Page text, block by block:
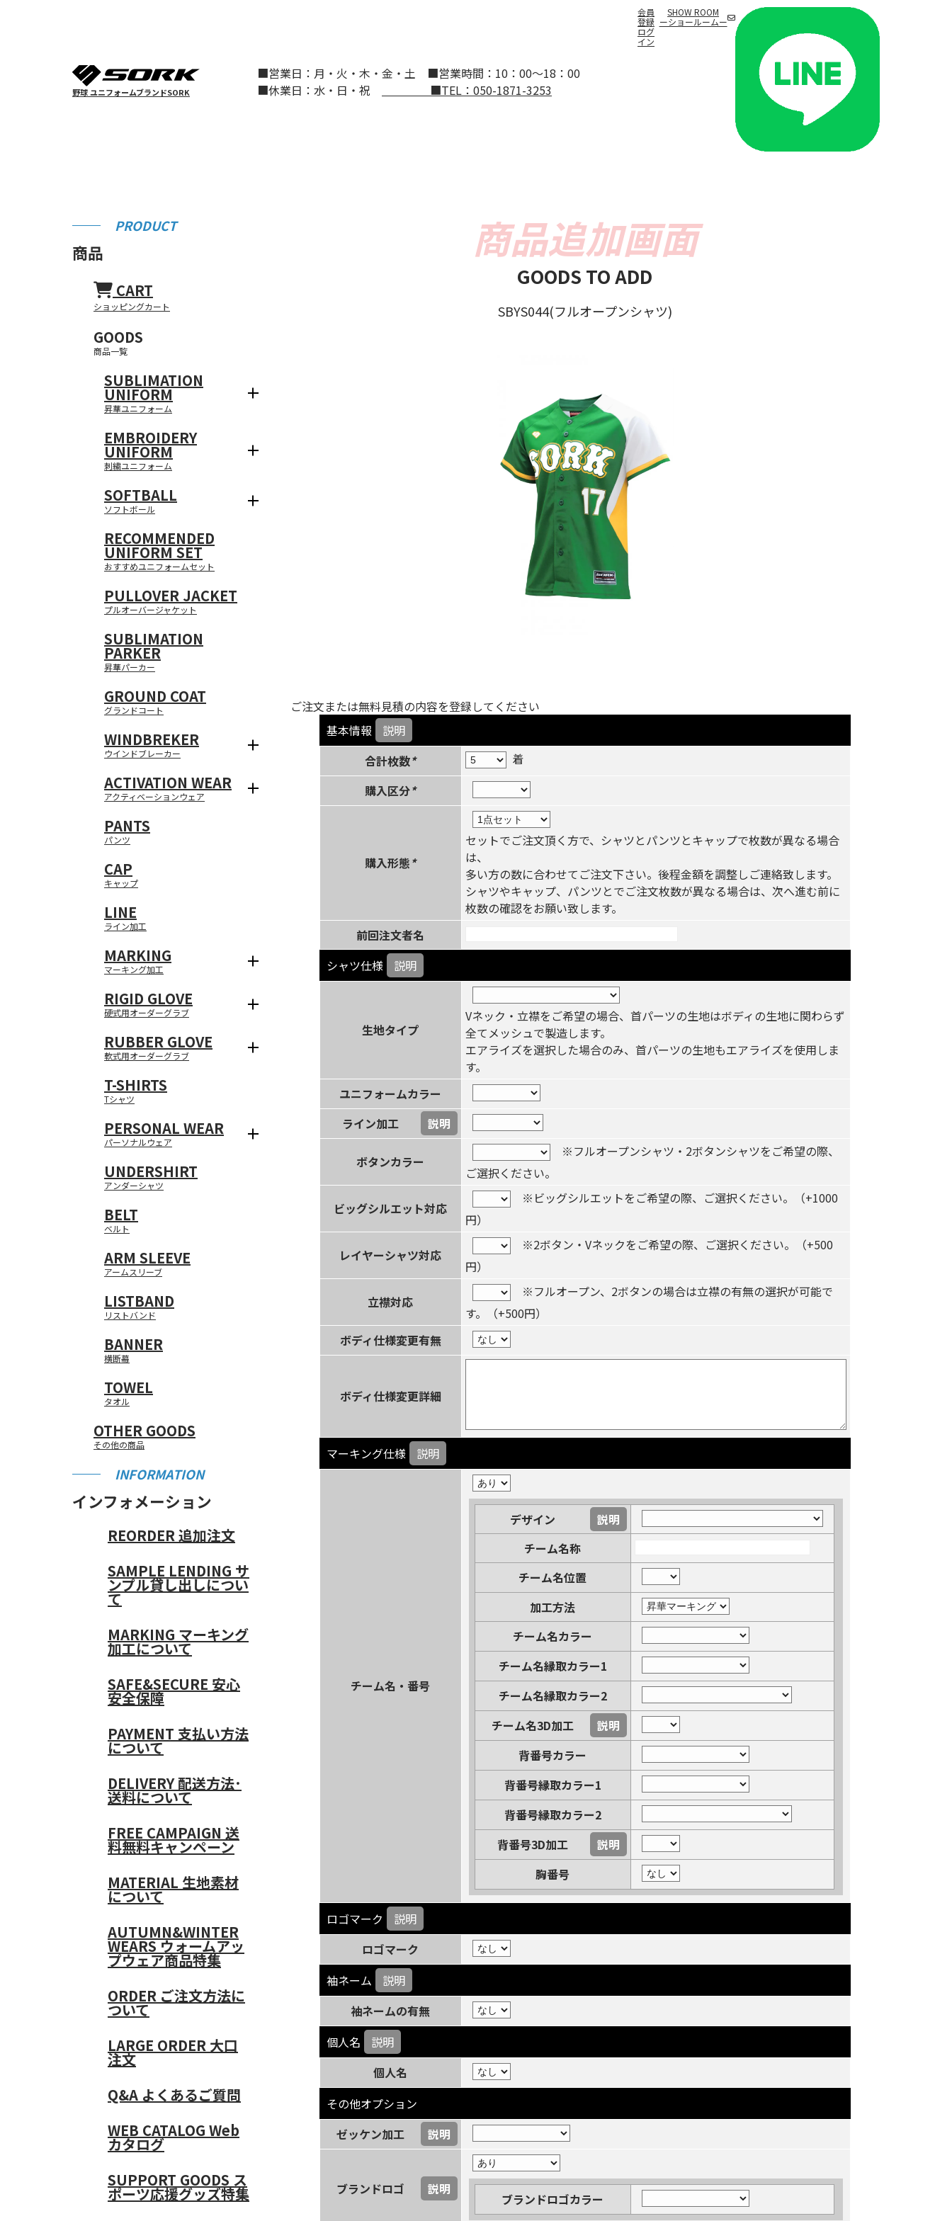
野球 ユニフォームブランドSORK
■営業日：月・火・木・金・土 ■営業時間：10：00～18：00
■休業日：水・日・祝
■TEL：050-1871-3253
会員
登録
ログ
イン
SHOW ROOM
ーショールームー
PRODUCT
商品
CART
ショッピングカート
GOODS
商品一覧
SUBLIMATION
UNIFORM
昇華ユニフォーム
EMBROIDERY
UNIFORM
刺繍ユニフォーム
SOFTBALL
ソフトボール
RECOMMENDED
UNIFORM SET
おすすめユニフォームセット
PULLOVER JACKET
プルオーバージャケット
SUBLIMATION
PARKER
昇華パーカー
GROUND COAT
グランドコート
WINDBREKER
ウインドブレーカー
ACTIVATION WEAR
アクティベーションウェア
PANTS
パンツ
CAP
キャップ
LINE
ライン加工
MARKING
マーキング加工
RIGID GLOVE
硬式用オーダーグラブ
RUBBER GLOVE
軟式用オーダーグラブ
T-SHIRTS
Tシャツ
PERSONAL WEAR
パーソナルウェア
UNDERSHIRT
アンダーシャツ
BELT
ベルト
ARM SLEEVE
アームスリーブ
LISTBAND
リストバンド
BANNER
横断幕
TOWEL
タオル
OTHER GOODS
その他の商品
INFORMATION
インフォメーション
REORDER追加注文
SAMPLE LENDING サ
ンプル貸し出しについ
て
MARKING マーキング
加工について
SAFE&SECURE 安心
安全保障
PAYMENT 支払い方法
について
DELIVERY配送方法･
送料について
FREE CAMPAIGN 送
料無料キャンペーン
MATERIAL 生地素材
について
AUTUMN&WINTER
WEARSウォームアッ
プウェア商品特集
ORDER ご注文方法に
ついて
LARGE ORDER 大口
注文
Q&A よくあるご質問
WEB CATALOG Web
カタログ
SUPPORT GOODS ス
ポーツ応援グッズ特集
GOODS TO ADD
SBYS044(フルオープンシャツ)
ご注文または無料見積の内容を登録してください
基本情報
説明
合計枚数*
着
購入区分*
購入形態*
セットでご注文頂く方で、シャツとパンツとキャップで枚数が異なる場合
は、
多い方の数に合わせてご注文下さい。後程金額を調整しご連絡致します。
シャツやキャップ、パンツとでご注文枚数が異なる場合は、次へ進む前に
枚数の確認をお願い致します。
前回注文者名
シャツ仕様
説明
生地タイプ
Vネック・立襟をご希望の場合、首パーツの生地はボディの生地に関わらず
全てメッシュで製造します。
エアライズを選択した場合のみ、首パーツの生地もエアライズを使用しま
す。
ユニフォームカラー
ライン加工
説明
ボタンカラー
※フルオープンシャツ・2ボタンシャツをご希望の際、
ご選択ください。
ビッグシルエット対応
※ビッグシルエットをご希望の際、ご選択ください。（+1000
円）
レイヤーシャツ対応
※2ボタン・Vネックをご希望の際、ご選択ください。（+500
円）
立襟対応
※フルオープン、2ボタンの場合は立襟の有無の選択が可能で
す。（+500円）
ボディ仕様変更有無
ボディ仕様変更詳細
マーキング仕様 説明
チーム名・番号
デザイン
説明
チーム名称
チーム名位置
加工方法
チーム名カラー
チーム名縁取カラー1
チーム名縁取カラー2
チーム名3D加工
説明
背番号カラー
背番号縁取カラー1
背番号縁取カラー2
背番号3D加工
説明
胸番号
ロゴマーク
説明
ロゴマーク
袖ネーム
説明
袖ネームの有無
個人名
説明
個人名
その他オプション
ゼッケン加工
説明
ブランドロゴ 説明
ブランドロゴカラー